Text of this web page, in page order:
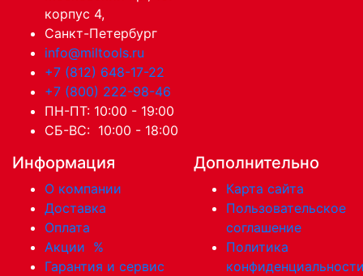
корпус 4,
Санкт-Петербург
info@miltools.ru
+7 (812) 648-17-22
+7 (800) 222-98-46
ПН-ПТ: 10:00 - 19:00
СБ-ВС: 10:00 - 18:00
Информация
О компании
Доставка
Оплата
Акции %
Гарантия и сервис
Дополнительно
Карта сайта
Пользовательское
соглашение
Политика